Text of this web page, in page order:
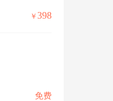
￥ 398
免费